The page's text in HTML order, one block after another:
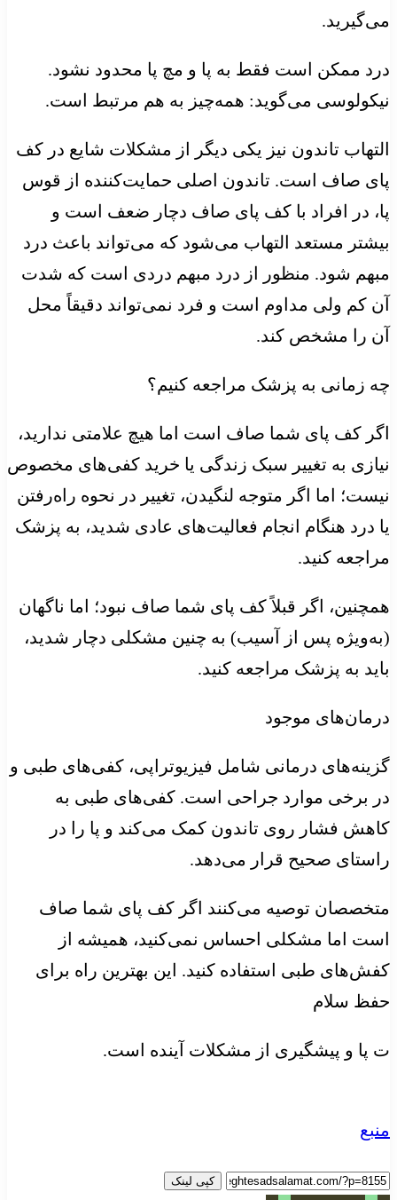
می‌گیرید.
درد ممکن است فقط به پا و مچ پا محدود نشود.
نیکولوسی می‌گوید: همه‌چیز به هم مرتبط است.
التهاب تاندون نیز یکی دیگر از مشکلات شایع در کف
پای صاف است. تاندون اصلی حمایت‌کننده از قوس
پا، در افراد با کف پای صاف دچار ضعف است و
بیشتر مستعد التهاب می‌شود که می‌تواند باعث درد
مبهم شود. منظور از درد مبهم دردی است که شدت
آن کم ولی مداوم است و فرد نمی‌تواند دقیقاً محل
آن را مشخص کند.
چه زمانی به پزشک مراجعه کنیم؟
اگر کف پای شما صاف است اما هیچ علامتی ندارید،
نیازی به تغییر سبک زندگی یا خرید کفی‌های مخصوص
نیست؛ اما اگر متوجه لنگیدن، تغییر در نحوه راه‌رفتن
یا درد هنگام انجام فعالیت‌های عادی شدید، به پزشک
مراجعه کنید.
همچنین، اگر قبلاً کف پای شما صاف نبود؛ اما ناگهان
(به‌ویژه پس از آسیب) به چنین مشکلی دچار شدید،
باید به پزشک مراجعه کنید.
درمان‌های موجود
گزینه‌های درمانی شامل فیزیوتراپی، کفی‌های طبی و
در برخی موارد جراحی است. کفی‌های طبی به
کاهش فشار روی تاندون کمک می‌کند و پا را در
راستای صحیح قرار می‌دهد.
متخصصان توصیه می‌کنند اگر کف پای شما صاف
است اما مشکلی احساس نمی‌کنید، همیشه از
کفش‌های طبی استفاده کنید. این بهترین راه برای
حفظ سلام
ت پا و پیشگیری از مشکلات آینده است.
منبع
کپی لینک